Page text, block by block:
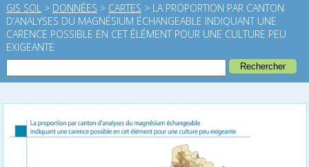
GIS SOL > DONNÉES > CARTES > LA PROPORTION PAR CANTON
D’ANALYSES DU MAGNÉSIUM ÉCHANGEABLE INDIQUANT UNE
CARENCE POSSIBLE EN CET ÉLÉMENT POUR UNE CULTURE PEU
EXIGEANTE